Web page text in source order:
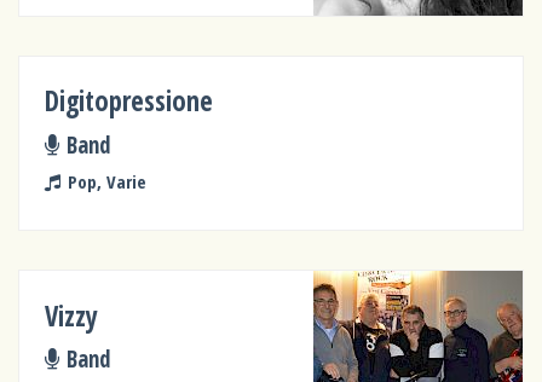
Digitopressione
Band
Pop, Varie
Vizzy
Band